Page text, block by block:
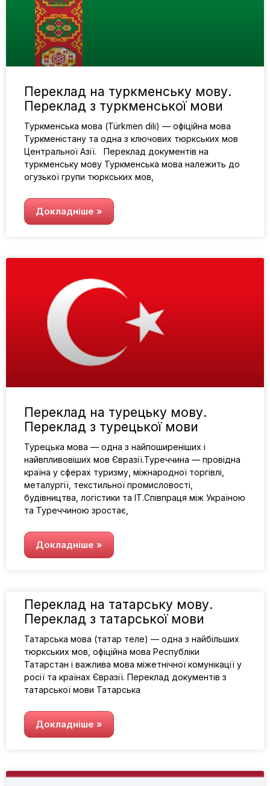
Переклад на туркменську мову.
Переклад з туркменської мови
Туркменська мова (Türkmen dili) — офіційна мова
Туркменістану та одна з ключових тюркських мов
Центральної Азії. Переклад документів на
туркменську мову Туркменська мова належить до
огузької групи тюркських мов,
Докладніше »
Переклад на турецьку мову.
Переклад з турецької мови
Турецька мова — одна з найпоширеніших і
найвпливовіших мов Євразії.Туреччина — провідна
країна у сферах туризму, міжнародної торгівлі,
металургії, текстильної промисловості,
будівництва, логістики та IT.Співпраця між Україною
та Туреччиною зростає,
Докладніше »
Переклад на татарську мову.
Переклад з татарської мови
Татарська мова (татар теле) — одна з найбільших
тюркських мов, офіційна мова Республіки
Татарстан і важлива мова міжетнічної комунікації у
росії та країнах Євразії. Переклад документів з
татарської мови Татарська
Докладніше »